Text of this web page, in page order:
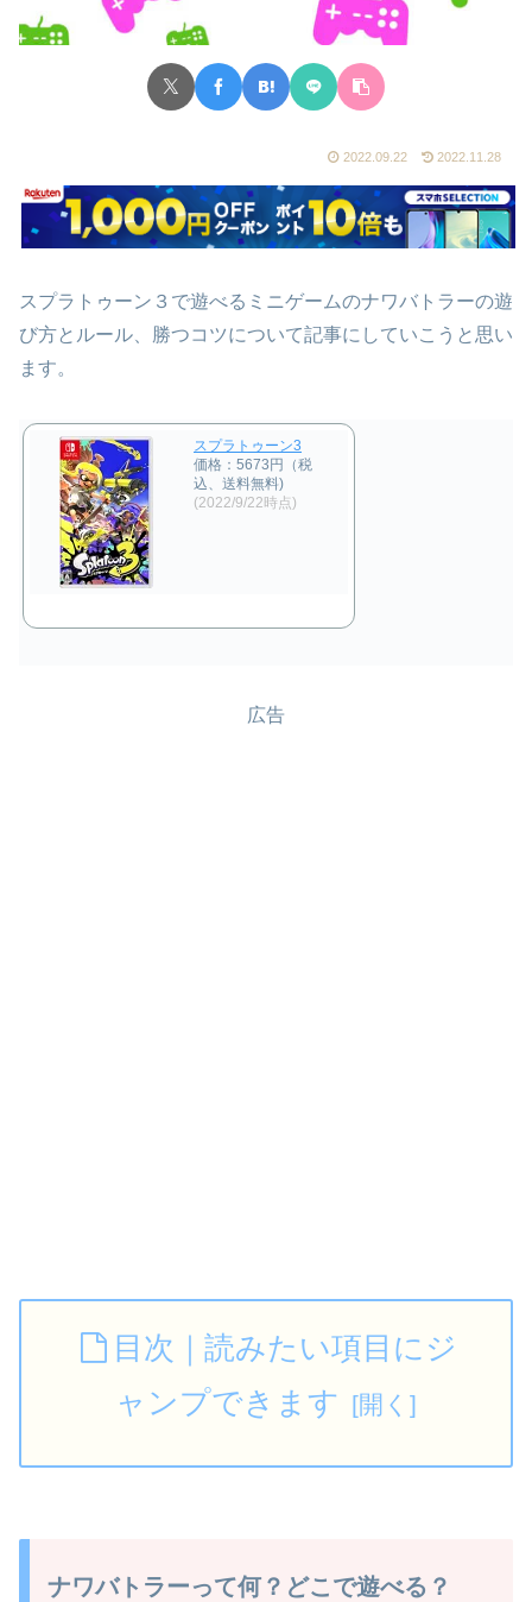
2022.09.22 2022.11.28
スプラトゥーン３で遊べるミニゲームのナワバトラーの遊
び方とルール、勝つコツについて記事にしていこうと思い
ます。
スプラトゥーン3
価格：5673円（税
込、送料無料)
(2022/9/22時点)
広告
目次｜読みたい項目にジ
ャンプできます
ナワバトラーって何？どこで遊べる？